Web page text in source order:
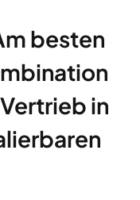
besten
in